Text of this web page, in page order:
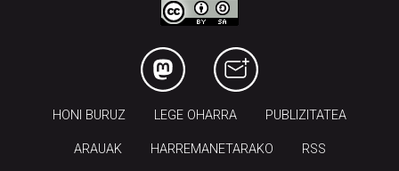
HONI BURUZ LEGE OHARRA PUBLIZITATEA
ARAUAK HARREMANETARAKO RSS